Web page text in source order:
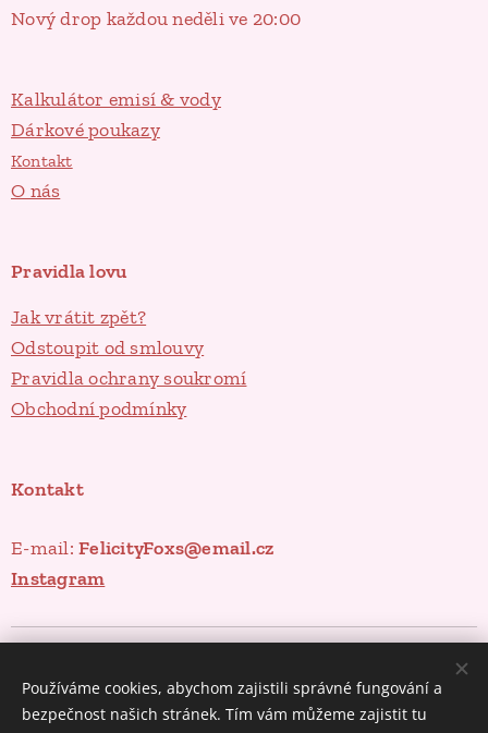
Nový drop každou neděli ve 20:00
Kalkulátor emisí & vody
Dárkové poukazy
Kontakt
O nás
Pravidla lovu
Jak vrátit zpět?
Odstoupit od smlouvy
Pravidla ochrany soukromí
Obchodní podmínky
Kontakt
E-mail:FelicityFoxs@email.cz
Instagram
Měna
CZK Kč
EUR €
Používáme cookies, abychom zajistili správné fungování a
bezpečnost našich stránek. Tím vám můžeme zajistit tu